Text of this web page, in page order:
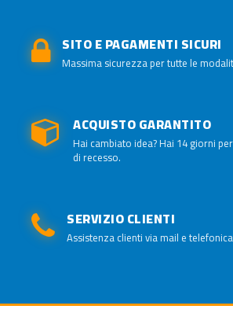
SITO E PAGAMENTI SICURI
Massima sicurezza per tutte le
ACQUISTO GARANTITO
Hai cambiato idea? Hai 14 giorni
di recesso.
SERVIZIO CLIENTI
Assistenza clienti via mail e